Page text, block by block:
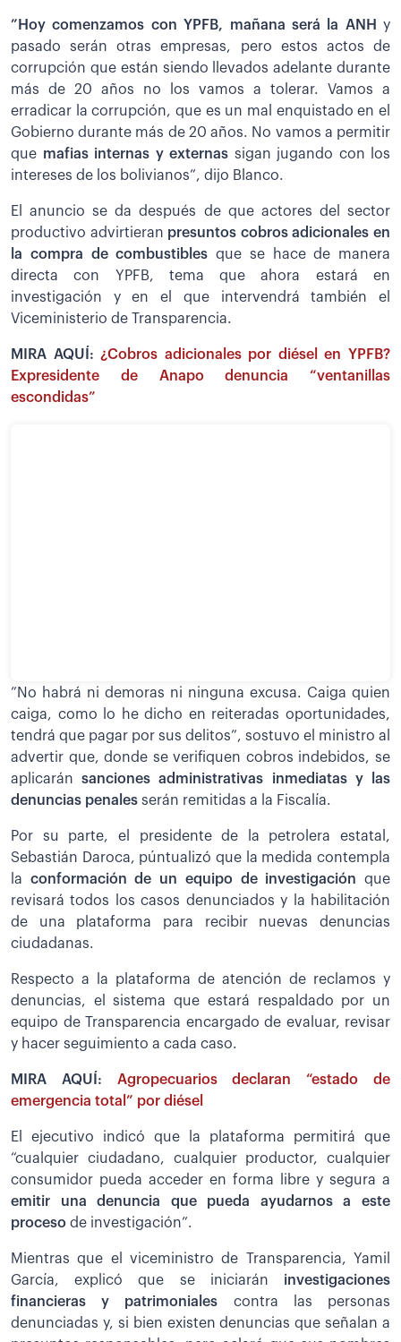
”Hoy comenzamos con YPFB, mañana será la ANH
y
pasado serán otras empresas, pero estos actos de
corrupción que están siendo llevados adelante durante
más de 20 años no los vamos a tolerar. Vamos a
erradicar la corrupción, que es un mal enquistado en el
Gobierno durante más de 20 años. No vamos a permitir
que mafias internas y externas sigan jugando con los
intereses de los bolivianos”, dijo Blanco.
El anuncio se da después de que actores del sector
productivo advirtieran presuntos cobros adicionales en
la compra de combustibles que se hace de manera
directa con YPFB, tema que ahora estará en
investigación y en el que intervendrá también el
Viceministerio de Transparencia.
MIRA AQUÍ:¿Cobros adicionales por diésel en YPFB?
Expresidente de Anapo denuncia “ventanillas
escondidas”
”No habrá ni demoras ni ninguna excusa. Caiga quien
caiga, como lo he dicho en reiteradas oportunidades,
tendrá que pagar por sus delitos”, sostuvo el ministro al
advertir que, donde se verifiquen cobros indebidos, se
aplicarán sanciones administrativas inmediatas y las
denuncias penales serán remitidas a la Fiscalía.
Por su parte, el presidente de la petrolera estatal,
Sebastián Daroca, púntualizó que la medida contempla
la conformación de un equipo de investigaciónque
revisará todos los casos denunciados y la habilitación
de una plataforma para recibir nuevas denuncias
ciudadanas.
Respecto a la plataforma de atención de reclamos y
denuncias, el sistema que estará respaldado por un
equipo de Transparencia encargado de evaluar, revisar
y hacer seguimiento a cada caso.
MIRA AQUÍ: Agropecuarios declaran “estado de
emergencia total” por diésel
El ejecutivo indicó que la plataforma permitirá que
“cualquier ciudadano, cualquier productor, cualquier
consumidor pueda acceder en forma libre y segura a
emitir una denuncia que pueda ayudarnos a este
proceso de investigación”.
Mientras que el viceministro de Transparencia, Yamil
García, explicó que se iniciarán investigaciones
financieras y patrimoniales contra las personas
denunciadas y, si bien existen denuncias que señalan a